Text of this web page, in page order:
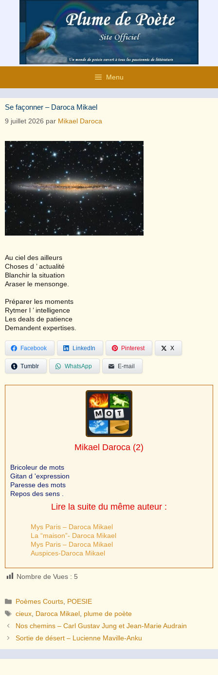
contenu
Menu
Se façonner – Daroca Mikael
9 juillet 2026 par Mikael Daroca
Au ciel des ailleurs
Choses d ’ actualité
Blanchir la situation
Araser le mensonge.
Préparer les moments
Rytmer l ’ intelligence
Les deals de patience
Demandent expertises.
Facebook LinkedIn Pinterest X
Tumblr WhatsApp E-mail
Mikael Daroca (2)
Bricoleur de mots
Gitan d 'expression
Paresse des mots
Repos des sens .
Lire la suite du même auteur :
Mys Paris – Daroca Mikael
La “maison”- Daroca Mikael
Mys Paris – Daroca Mikael
Auspices-Daroca Mikael
Nombre de Vues : 5
Catégories
Poèmes Courts POESIE
Étiquettes
cieux Daroca Mikael plume de poète
Nos chemins – Carl Gustav Jung et Jean-Marie Audrain
Sortie de désert – Lucienne Maville-Anku